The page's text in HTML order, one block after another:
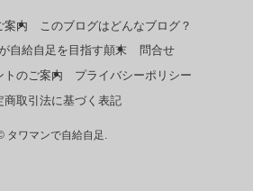
案内
このブログはどんなブログ？
自給自足を目指す顛末
問合せ
トのご案内
プライバシーポリシー
商取引法に基づく表記
タワマンで自給自足.